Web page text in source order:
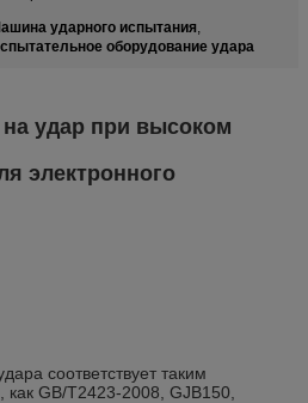
ударного испытания,
оборудование удара
удар при высоком
электронного
соответствует таким
GB/T2423-2008, GJB150,